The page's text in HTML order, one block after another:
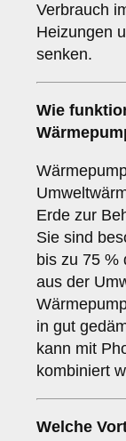
Verbrauch
Heizungen
senken.
Wie
Erde zur
Sie sind
bis zu 75 %
aus der
in gut
kann mit
kombiniert
Welche